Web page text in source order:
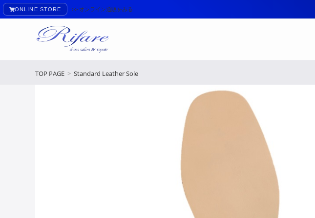
ONLINE STORE >> オンライン通販をみる
TOP PAGE > Standard Leather Sole